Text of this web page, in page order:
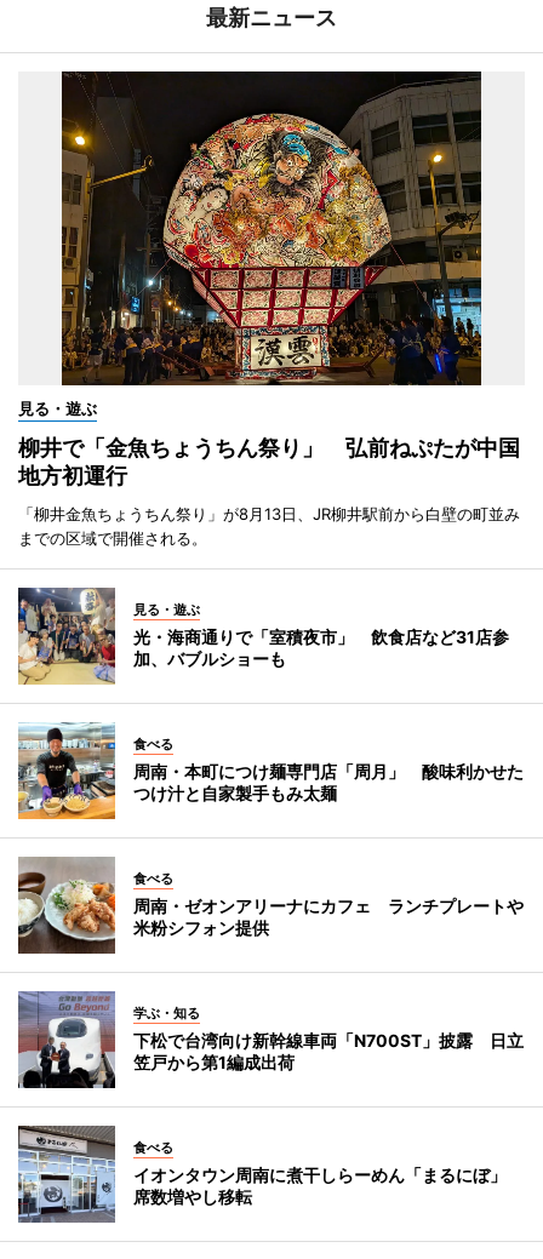
最新ニュース
見る・遊ぶ
柳井で「金魚ちょうちん祭り」 弘前ねぷたが中国
地方初運行
「柳井金魚ちょうちん祭り」が8月13日、JR柳井駅前から白壁の町並み
までの区域で開催される。
見る・遊ぶ
光・海商通りで「室積夜市」 飲食店など31店参
加、バブルショーも
食べる
周南・本町につけ麺専門店「周月」 酸味利かせた
つけ汁と自家製手もみ太麺
食べる
周南・ゼオンアリーナにカフェ ランチプレートや
米粉シフォン提供
学ぶ・知る
下松で台湾向け新幹線車両「N700ST」披露 日立
笠戸から第1編成出荷
食べる
イオンタウン周南に煮干しらーめん「まるにぼ」
席数増やし移転